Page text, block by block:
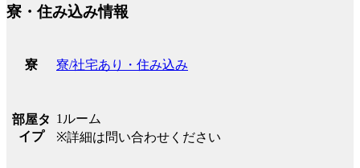
寮・住み込み情報
寮 寮/社宅あり・住み込み
部屋タ
イプ
1ルーム
※詳細は問い合わせください